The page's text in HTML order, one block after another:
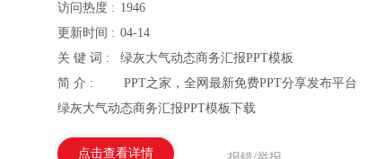
访问热度 : 1946
更新时间 : 04-14
关 键 词 :
绿灰大气动态商务汇报PPT模板
简 介 :
PPT之家，全网最新免费PPT分享发布平台
绿灰大气动态商务汇报PPT模板下载
点击查看详情